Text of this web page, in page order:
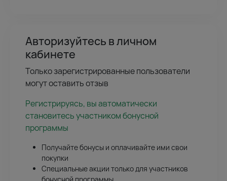
Авторизуйтесь в личном
кабинете
Только зарегистрированные пользователи
могут оставить отзыв
Регистрируясь, вы автоматически
становитесь участником бонусной
программы
Получайте бонусы и оплачивайте ими свои
покупки
Специальные акции только для участников
бонусной программы